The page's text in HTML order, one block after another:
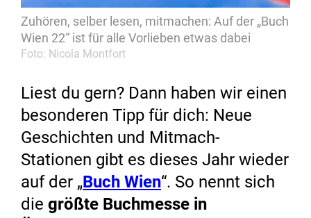
Zuhören, selber lesen, mitmachen: Auf der „Buch
Wien 22“ ist für alle Vorlieben etwas dabei
Foto: Nicola Montfort
Liest du gern? Dann haben wir einen
besonderen Tipp für dich: Neue
Geschichten und Mitmach-
Stationen gibt es dieses Jahr wieder
auf der „Buch Wien“. So nennt sich
die größte Buchmesse in